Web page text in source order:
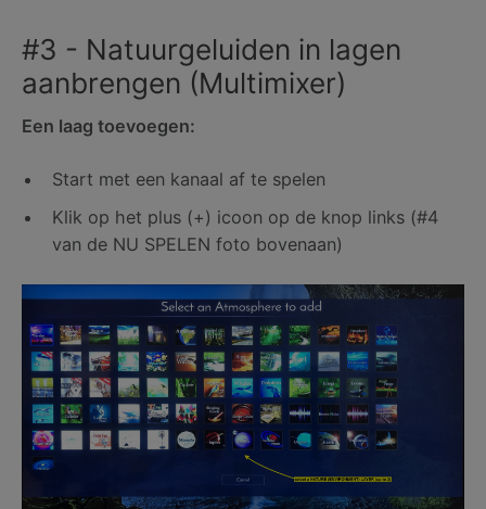
#3 - Natuurgeluiden in lagen
aanbrengen (Multimixer)
Een laag toevoegen:
Start met een kanaal af te spelen
Klik op het plus (+) icoon op de knop links (#4
van de NU SPELEN foto bovenaan)